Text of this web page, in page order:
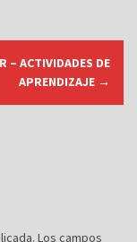
– ACTIVIDADES DE
APRENDIZAJE →
Los campos